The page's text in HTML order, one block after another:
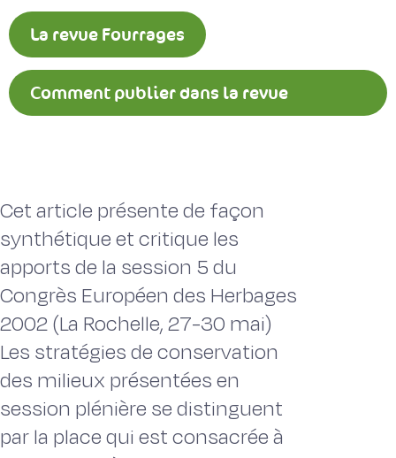
La revue Fourrages
Comment publier dans la revue
Cet article présente de façon
synthétique et critique les
apports de la session 5 du
Congrès Européen des Herbages
2002 (La Rochelle, 27-30 mai)
Les stratégies de conservation
des milieux présentées en
session plénière se distinguent
par la place qui est consacrée à